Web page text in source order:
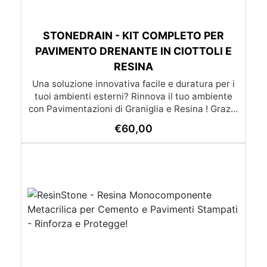
STONEDRAIN - KIT COMPLETO PER
PAVIMENTO DRENANTE IN CIOTTOLI E
RESINA
Una soluzione innovativa facile e duratura per i
tuoi ambienti esterni? Rinnova il tuo ambiente
con Pavimentazioni di Graniglia e Resina ! Grazie
trasformare qualsiasi superficie diventa un gioco
da ragazzi: l’applicazione è molto semplice e –
posatori. oppure se preferisci puoi chiedere un
preventivo su misura già con posa inclusa
(servizio disponibile solo su certe province)
€60,00